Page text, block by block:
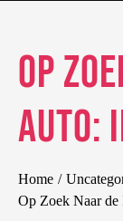
Op
Auto:
Home
Op Zoek Naar